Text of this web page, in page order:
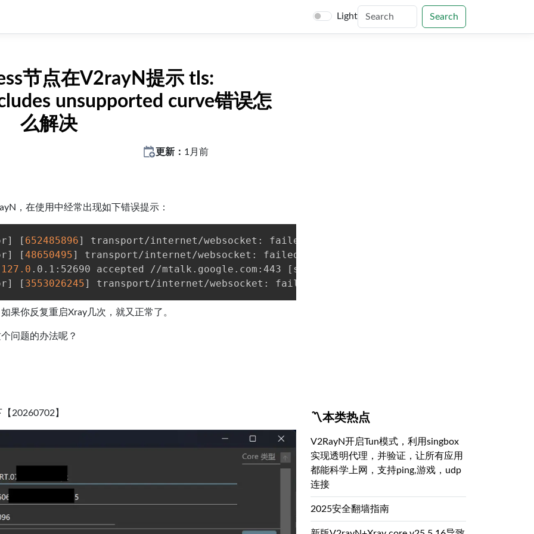
Light Search
节点在V2rayN提示 tls:
unsupported curve错误怎
么解决
更新： 1月前
，在使用中经常出现如下错误提示：
] [ 652485896] transport/internet/websocket: failed to dial to
] [48650495] transport/internet/websocket: failed to dial to
127.0 .0.1:52690 accepted //mtalk.google.com:443 [ socks -
] [ 3553026245] transport/internet/websocket: failed to dial to
果你反复重启Xray几次，就又正常了。
问题的办法呢？
20260702】 〽️本类热点
V2RayN开启Tun模式，利用singbox
实现透明代理，并验证，让所有应用
都能科学上网，支持ping,游戏，udp
连接
2025安全翻墙指南